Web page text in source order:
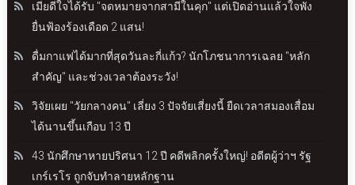
เมียดีใจได้รับ "จดหมายจากสามีในคุก" แต่เปิดอ่านแล้วใจพัง
ยื่นฟ้องร้องเดือด 2 แสน!
ดื่มกาแฟได้มากที่สุดวันละกี่แก้ว? นักโภชนาการเฉลย "หลัก
สำคัญ" และช่วงเวลาต้องระวัง!
วิจัยเผย "วัยกลางคน" เลี่ยง 3 ปัจจัยเสี่ยงนี้ ยืดเวลาสมองเสื่อม
ได้นานขึ้นเกือบ 13 ปี
43 นักศึกษาหายปริศนา 12 ปี คดีพลิกครั้งใหญ่! อดีตผู้ว่าฯ รัฐ
เกร์เรโร ถูกจับทำลายหลักฐาน